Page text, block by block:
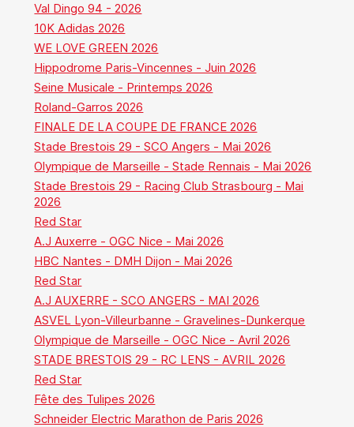
Val Dingo 94 - 2026
10K Adidas 2026
WE LOVE GREEN 2026
Hippodrome Paris-Vincennes - Juin 2026
Seine Musicale - Printemps 2026
Roland-Garros 2026
FINALE DE LA COUPE DE FRANCE 2026
Stade Brestois 29 - SCO Angers - Mai 2026
Olympique de Marseille - Stade Rennais - Mai 2026
Stade Brestois 29 - Racing Club Strasbourg - Mai
2026
Red Star
A.J Auxerre - OGC Nice - Mai 2026
HBC Nantes - DMH Dijon - Mai 2026
Red Star
A.J AUXERRE - SCO ANGERS - MAI 2026
ASVEL Lyon-Villeurbanne - Gravelines-Dunkerque
Olympique de Marseille - OGC Nice - Avril 2026
STADE BRESTOIS 29 - RC LENS - AVRIL 2026
Red Star
Fête des Tulipes 2026
Schneider Electric Marathon de Paris 2026